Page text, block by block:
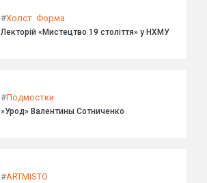
#Холст. Форма
Лекторій «Мистецтво 19 століття» у НХМУ
#Подмостки
»Урод» Валентины Сотниченко
#ARTMISTO